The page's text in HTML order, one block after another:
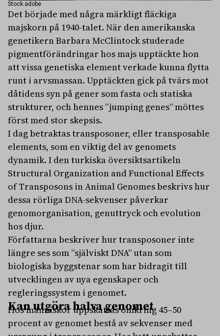
Stock.adobe
Det började med några märkligt fläckiga
majskorn på 1940-talet. När den amerikanska
genetikern Barbara McClintock studerade
pigmentförändringar hos majs upptäckte hon
att vissa genetiska element verkade kunna flytta
runt i arvsmassan. Upptäckten gick på tvärs mot
dåtidens syn på gener som fasta och statiska
strukturer, och hennes “jumping genes” möttes
först med stor skepsis.
I dag betraktas transposoner, eller transposable
elements, som en viktig del av genomets
dynamik. I den turkiska översiktsartikeln
Structural Organization and Functional Effects
of Transposons in Animal Genomes beskrivs hur
dessa rörliga DNA-sekvenser påverkar
genomorganisation, genuttryck och evolution
hos djur.
Författarna beskriver hur transposoner inte
längre ses som “själviskt DNA” utan som
biologiska byggstenar som har bidragit till
utvecklingen av nya egenskaper och
regleringssystem i genomet.
Kan utgöra halva genomet
Hos människor uppskattas omkring 45–50
procent av genomet bestå av sekvenser med